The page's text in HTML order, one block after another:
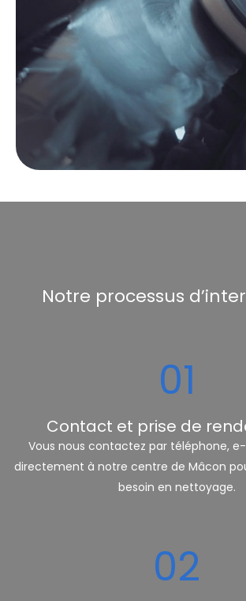
Notre processus
01
Contact et prise de
Vous nous contactez par téléphone,
directement à notre centre de Mâcon
besoin en nettoyage.
02